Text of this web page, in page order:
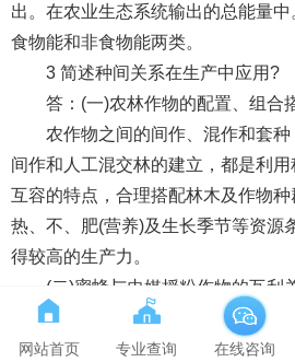
出。在农业生态系统输出的总能量
食物能和非食物能两类。
3 简述种间关系在生产中应用?
答：(一)农林作物的配置、组合
农作物之间的间作、混作和套
间作和人工混交林的建立，都是利
互容的特点，合理搭配林木及作物种
热、不、肥(营养)及生长季节等资源
得较高的生产力。
(二)蜜蜂与虫媒授粉作物的互利
及杂草 生物防治病虫害;生物防除杂草
4 简述水生演替系列。
网站首页 专业查询 在线咨询